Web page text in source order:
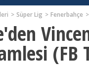
Süper Lig Fenerbahçe
(FB